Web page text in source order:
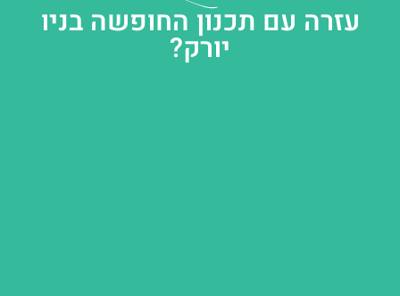
עזרה עם תכנון החופשה בניו
יורק?